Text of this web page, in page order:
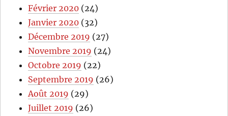
Février 2020 (24)
Janvier 2020 (32)
Décembre 2019 (27)
Novembre 2019 (24)
Octobre 2019 (22)
Septembre 2019 (26)
Août 2019 (29)
Juillet 2019 (26)